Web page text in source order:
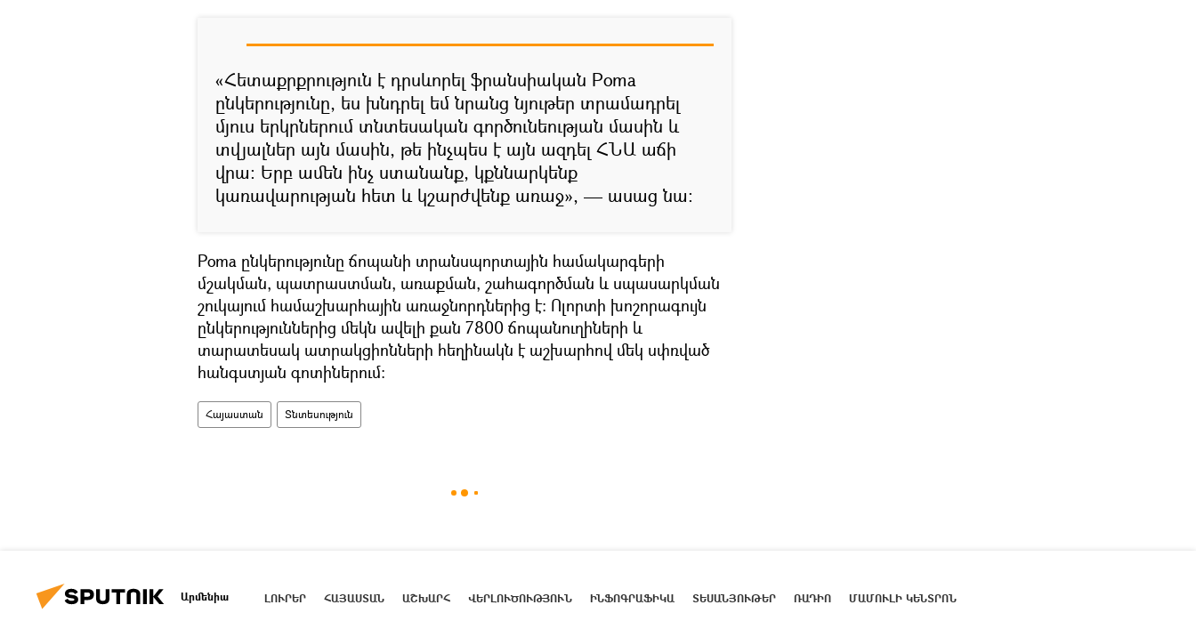
«Հետաքրքրություն է դրսևորել ֆրանսիական Poma
ընկերությունը, ես խնդրել եմ նրանց նյութեր տրամադրել
մյուս երկրներում տնտեսական գործունեության մասին և
տվյալներ այն մասին, թե ինչպես է այն ազդել ՀՆԱ աճի
վրա։ Երբ ամեն ինչ ստանանք, կքննարկենք
կառավարության հետ և կշարժվենք առաջ», — ասաց նա։
Poma ընկերությունը ճոպանի տրանսպորտային համակարգերի
մշակման, պատրաստման, առաքման, շահագործման և սպասարկման
շուկայում համաշխարհային առաջնորդներից է։ Ոլորտի խոշորագույն
ընկերություններից մեկն ավելի քան 7800 ճոպանուղիների և
տարատեսակ ատրակցիոնների հեղինակն է աշխարհով մեկ սփռված
հանգստյան գոտիներում։
Հայաստան Տնտեսություն
Արմենիա ԼՈՒՐԵՐ ՀԱՅԱՍՏԱՆ ԱՇԽԱՐՀ ՎԵՐԼՈՒԾՈՒԹՅՈՒՆ ԻՆՖՈԳՐԱՖԻԿԱ ՏԵՍԱՆՅՈՒԹԵՐ ՌԱԴԻՈ ՄԱՄՈՒԼԻ ԿԵՆՏՐՈՆ